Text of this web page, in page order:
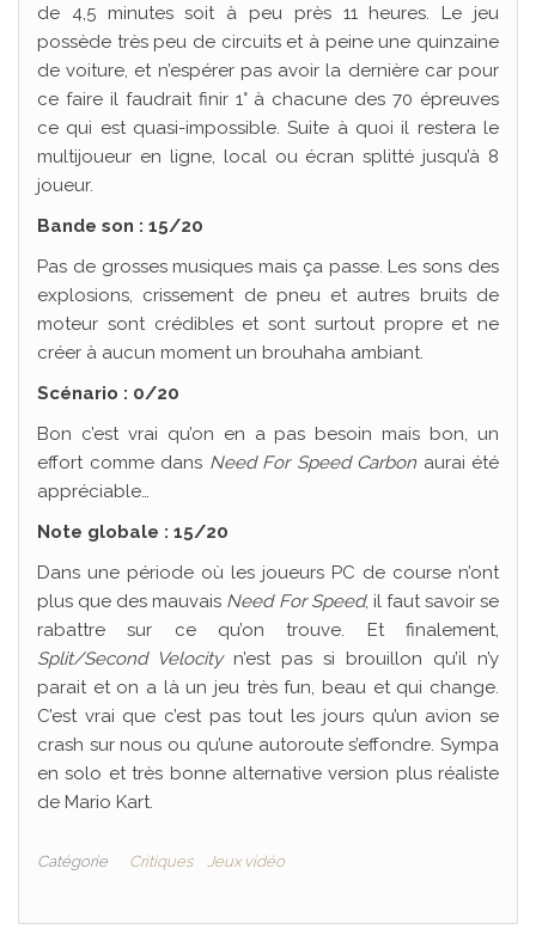
de 4,5 minutes soit à peu près 11 heures. Le jeu
possède très peu de circuits et à peine une quinzaine
de voiture, et n’espérer pas avoir la dernière car pour
ce faire il faudrait finir 1° à chacune des 70 épreuves
ce qui est quasi-impossible. Suite à quoi il restera le
multijoueur en ligne, local ou écran splitté jusqu’à 8
joueur.
Bande son : 15/20
Pas de grosses musiques mais ça passe. Les sons des
explosions, crissement de pneu et autres bruits de
moteur sont crédibles et sont surtout propre et ne
créer à aucun moment un brouhaha ambiant.
Scénario : 0/20
Bon c’est vrai qu’on en a pas besoin mais bon, un
effort comme dans Need For Speed Carbon aurai été
appréciable…
Note globale : 15/20
Dans une période où les joueurs PC de course n’ont
plus que des mauvais Need For Speed, il faut savoir se
rabattre sur ce qu’on trouve. Et finalement,
Split/Second Velocityn’est pas si brouillon qu’il n’y
parait et on a là un jeu très fun, beau et qui change.
C’est vrai que c’est pas tout les jours qu’un avion se
crash sur nous ou qu’une autoroute s’effondre. Sympa
en solo et très bonne alternative version plus réaliste
de Mario Kart.
Catégorie Critiques Jeux vidéo